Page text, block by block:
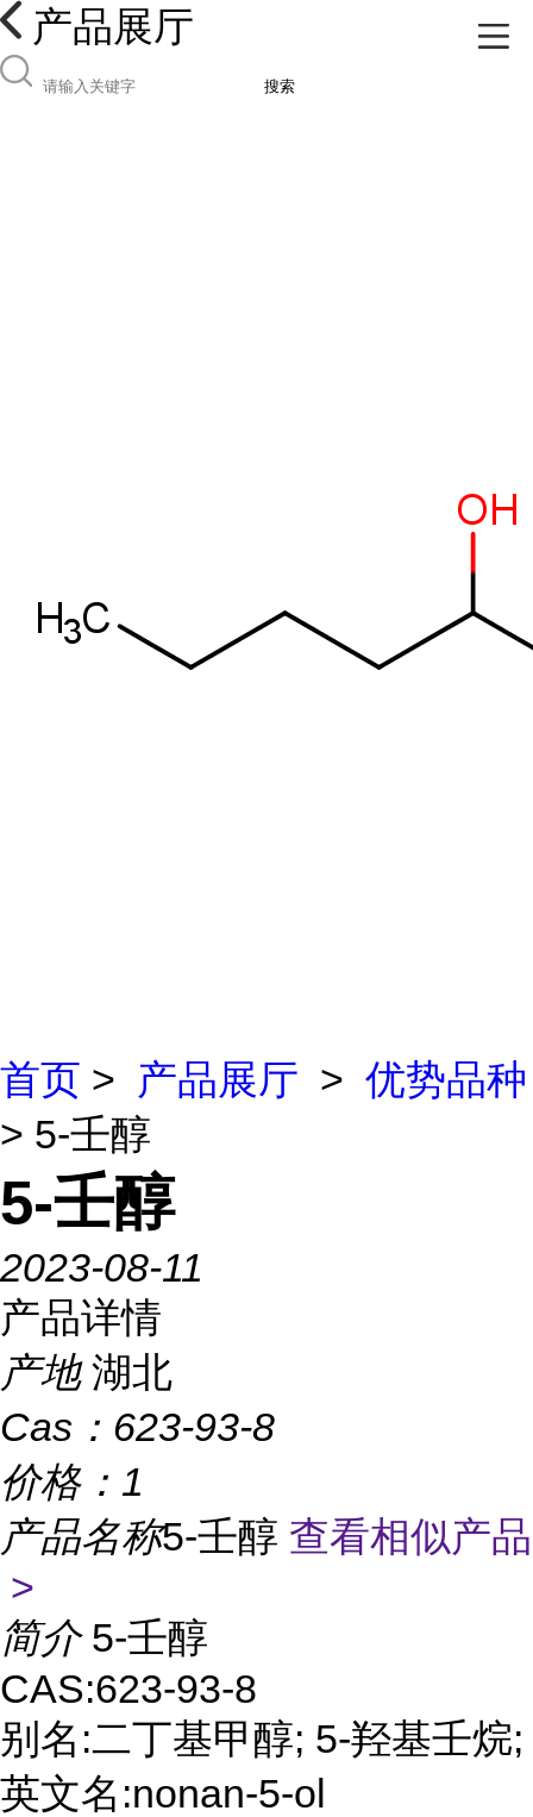
产品展厅
搜索
首页 > 产品展厅 > 优势品种
> 5-壬醇
5-壬醇
2023-08-11
产品详情
产地 湖北
Cas： 623-93-8
价格： 1
产品名称5-壬醇 查看相似产品
>
简介 5-壬醇
CAS:623-93-8
别名:二丁基甲醇; 5-羟基壬烷;
英文名:nonan-5-ol